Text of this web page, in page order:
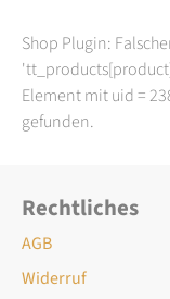
Shop Plugin:
Element mit uid =
gefunden.
Rechtliches
AGB
Widerruf